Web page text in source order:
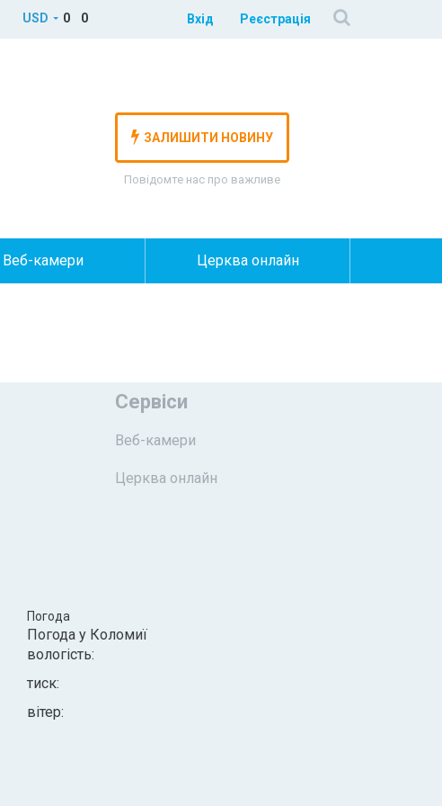
USD 0 0 Вхід Реєстрація
ЗАЛИШИТИ НОВИНУ
Повідомте нас про важливе
Веб-камери Церква онлайн
Сервіси
Веб-камери
Церква онлайн
Погода
Погода у Коломиї
вологість:
тиск:
вітер: